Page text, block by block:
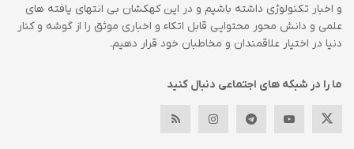
و اخبار تکنولوژی داشته باشیم و در این کهکشان بی انتهای یافته های
علمی و دانش محور محتوایی قابل اتکاء و اخباری موثق را از گوشه و کنار
دنیا در اختیار علاقمندان و مخاطبان خود قرار دهیم.
ما را در شبکه های اجتماعی دنبال کنید